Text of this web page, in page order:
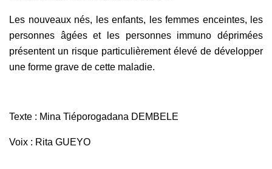
Les nouveaux nés, les enfants, les femmes enceintes, les
personnes âgées et les personnes immuno déprimées
présentent un risque particulièrement élevé de développer
une forme grave de cette maladie.
Texte : Mina Tiéporogadana DEMBELE
Voix : Rita GUEYO